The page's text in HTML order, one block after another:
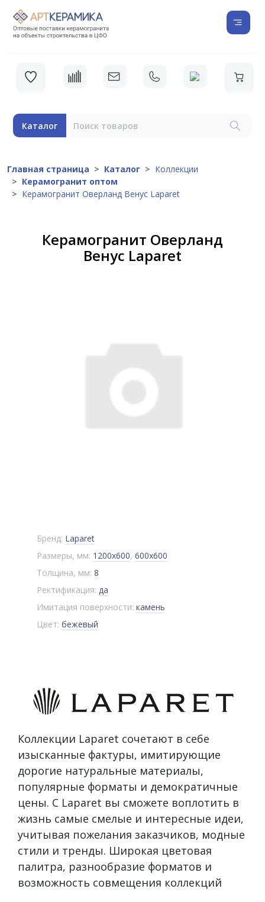
Каталог
Главная страница Каталог
Коллекции
Керамогранит оптом
Керамогранит Оверланд Венус Laparet
Керамогранит Оверланд
Венус Laparet
Бренд: Laparet
Размеры, мм: 1200x600, 600x600
Толщина, мм: 8
Ректификация: да
Имитация поверхности: камень
Цвет: бежевый
Коллекции Laparet сочетают в себе
изысканные фактуры, имитирующие
дорогие натуральные материалы,
популярные форматы и демократичные
цены. С Laparet вы сможете воплотить в
жизнь самые смелые и интересные идеи,
учитывая пожелания заказчиков, модные
стили и тренды. Широкая цветовая
палитра, разнообразие форматов и
возможность совмещения коллекций